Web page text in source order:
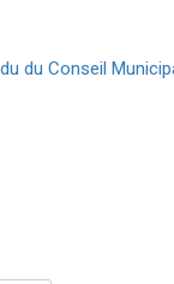
du Conseil